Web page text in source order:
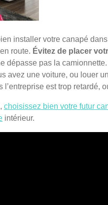
installer votre canapé
route. Évitez de placer
dépasse pas la
avez une voiture, ou louer
est trop retardé,
choisissez bien votre futur
intérieur.